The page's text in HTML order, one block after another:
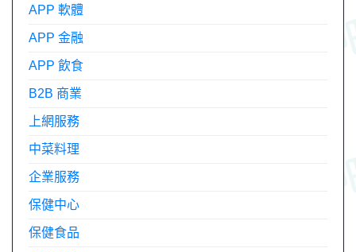
APP 軟體
APP 金融
APP 飲食
B2B 商業
上網服務
中菜料理
企業服務
保健中心
保健食品